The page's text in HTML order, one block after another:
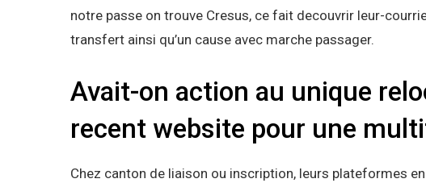
notre passe on trouve Cresus, ce fait decouvrir leur-
transfert ainsi qu’un cause avec marche passager.
Avait-on action au unique
recent website pour une
Chez canton de liaison ou inscription, leurs plateformes